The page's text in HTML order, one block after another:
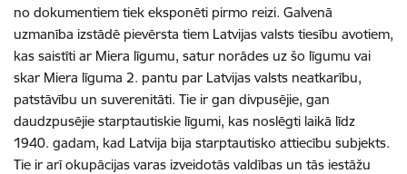
no dokumentiem tiek eksponēti pirmo reizi. Galvenā
uzmanība izstādē pievērsta tiem Latvijas valsts tiesību avotiem,
kas saistīti ar Miera līgumu, satur norādes uz šo līgumu vai
skar Miera līguma 2. pantu par Latvijas valsts neatkarību,
patstāvību un suverenitāti. Tie ir gan divpusējie, gan
daudzpusējie starptautiskie līgumi, kas noslēgti laikā līdz
1940. gadam, kad Latvija bija starptautisko attiecību subjekts.
Tie ir arī okupācijas varas izveidotās valdības un tās iestāžu